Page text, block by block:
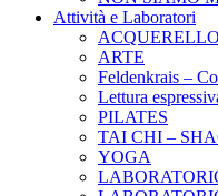
Attività e Laboratori
ACQUERELLO
ARTE
Feldenkrais –
Lettura
PILATES
TAI CHI –
YOGA